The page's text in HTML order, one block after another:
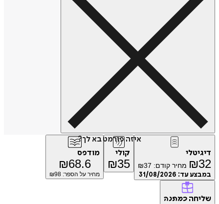
איזה פורמט בא לך?
דיגיטלי
₪32 מחיר קודם: ₪37
במבצע עד: 31/08/2026
קולי
₪35
מודפס
₪68.6
מחיר על הספר: ₪ 98
שליחה כמתנה